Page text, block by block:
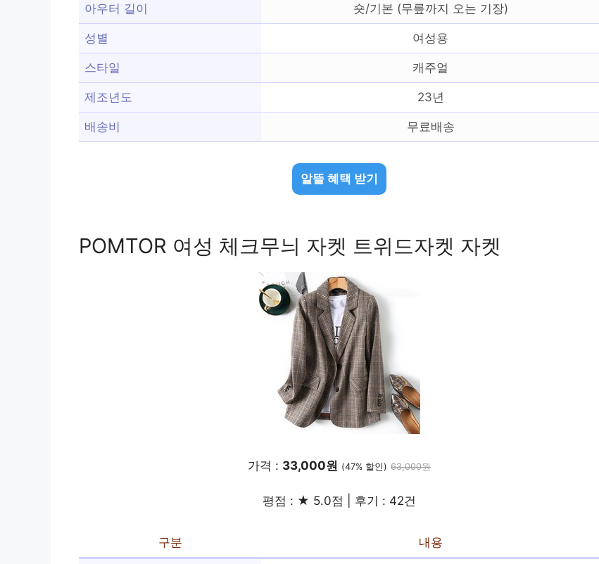
아우터 길이 숏/기본 (무릎까지 오는 기장)
성별 여성용
스타일 캐주얼
제조년도 23년
배송비 무료배송
알뜰 혜택 받기
POMTOR 여성 체크무늬 자켓 트위드자켓 자켓
가격 : 33,000원 (47% 할인) 63,000원
평점 : ★ 5.0점 | 후기 : 42건
구분 내용